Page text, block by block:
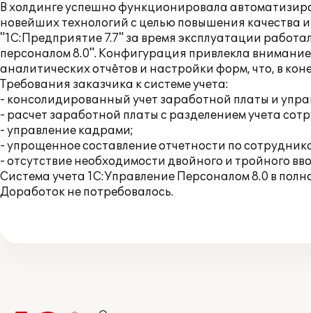
В холдинге успешно функционировала
новейших технологий с целью повышения качества
"1С:Предприятие 7.7" за время эксплуатации
персоналом 8.0". Конфигурация привлекла
аналитических отчётов и настройки форм, что, в
Требования заказчика к системе учета:
- консолидированный учет заработной платы и
- расчет заработной платы с разделением учета
- управление кадрами;
- упрощенное составление отчетности по
- отсутствие необходимости двойного и тройного
Система учета 1С:Управление Персоналом 8.0 в
Доработок не потребовалось.